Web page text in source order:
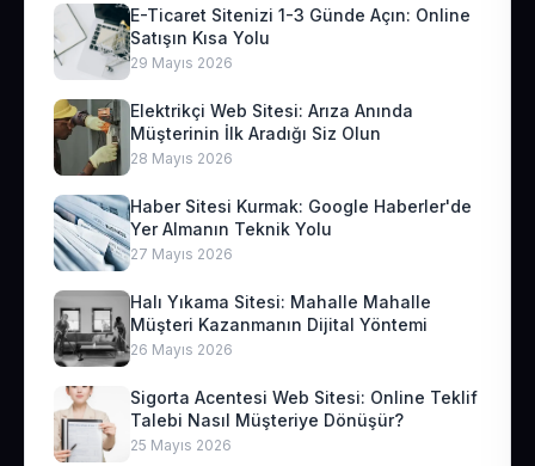
E-Ticaret Sitenizi 1-3 Günde Açın: Online
Satışın Kısa Yolu
29 Mayıs 2026
Elektrikçi Web Sitesi: Arıza Anında
Müşterinin İlk Aradığı Siz Olun
28 Mayıs 2026
Haber Sitesi Kurmak: Google Haberler'de
Yer Almanın Teknik Yolu
27 Mayıs 2026
Halı Yıkama Sitesi: Mahalle Mahalle
Müşteri Kazanmanın Dijital Yöntemi
26 Mayıs 2026
Sigorta Acentesi Web Sitesi: Online Teklif
Talebi Nasıl Müşteriye Dönüşür?
25 Mayıs 2026